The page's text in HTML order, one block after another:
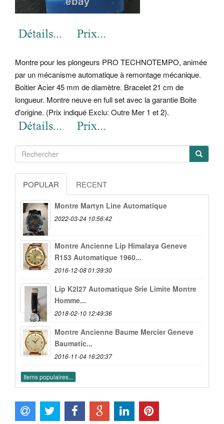
Montre pour les plongeurs PRO TECHNOTEMPO, animée
par un mécanisme automatique à remontage mécanique.
Boitier Acier 45 mm de diamètre. Bracelet 21 cm de
longueur. Montre neuve en full set avec la garantie Boite
d'origine. (Prix indiqué Exclu: Outre Mer 1 et 2).
POPULAR RECENT
Montre Martyn Line Automatique
2022-03-24 10:56:42
Montre Ancienne Lip Himalaya Geneve
R153 Automatique 1960...
2016-12-08 01:39:30
Lip K2l27 Automatique Srie Limite Montre
Homme...
2018-02-10 12:49:36
Montre Ancienne Baume Mercier Geneve
Baumatic...
2016-11-04 16:20:37
Items populaires...